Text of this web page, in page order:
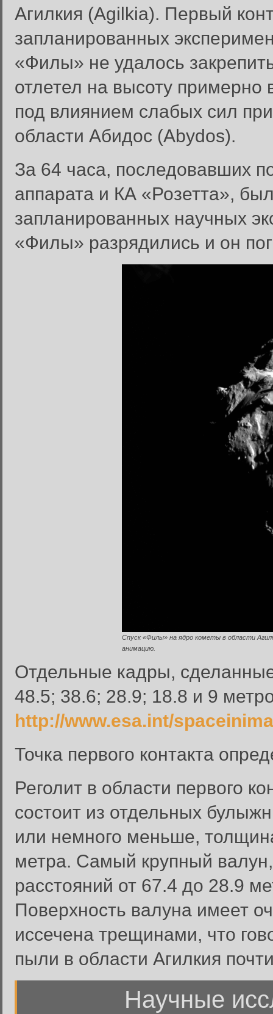
Агилкия (Agilkia). Первый
запланированных
«Филы» не удалось
отлетел на высоту
под влиянием слабых сил
области Абидос (Abydos).
За 64 часа, последовавших
аппарата и КА «Розетта»,
запланированных научных
«Филы» разрядились и он
Спуск «Филы» на ядро кометы в области
анимацию.
Отдельные кадры,
48.5; 38.6; 28.9; 18.8 и 9
http://www.esa.int/
Точка первого контакта
Реголит в области первого
состоит из отдельных
или немного меньше,
метра. Самый крупный
расстояний от 67.4 до 28.9
Поверхность валуна имеет
иссечена трещинами, что
пыли в области Агилкия
Научные